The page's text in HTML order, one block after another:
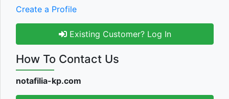
Create a Profile
Existing Customer? Log In
How To Contact Us
notafilia-kp.com